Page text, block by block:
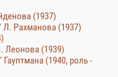
(1937)
Л. Рахманова (1937)
Леонова (1939)
(1940, роль -